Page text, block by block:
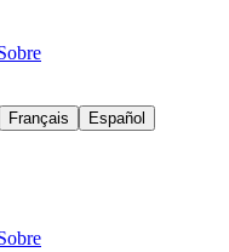
Français
Español